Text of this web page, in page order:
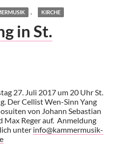
, KIRCHE
in St.
27. Juli 2017 um 20 Uhr St.
Der Cellist Wen-Sinn Yang
von Johann Sebastian
Max Reger auf. Anmeldung
unter info@kammermusik-